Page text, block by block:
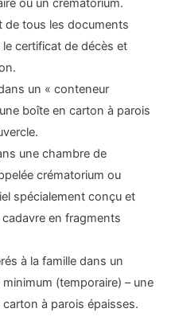
de tous les documents
certificat de décès et
un « conteneur
boîte en carton à parois
une chambre de
crématorium ou
spécialement conçu et
en fragments
à la famille dans un
(temporaire) – une
à parois épaisses.